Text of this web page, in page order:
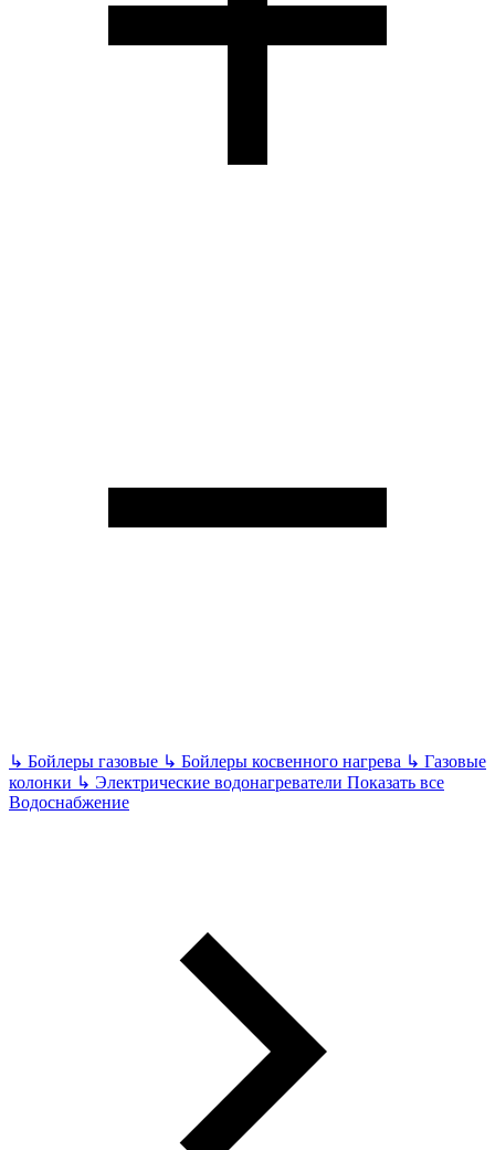
↳ Бойлеры газовые ↳ Бойлеры косвенного нагрева ↳ Газовые
колонки ↳ Электрические водонагреватели Показать все
Водоснабжение